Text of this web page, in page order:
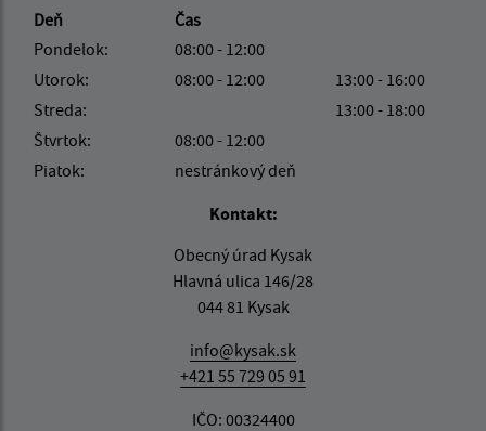
Deň
Čas
Pondelok:
08:00 - 12:00
Utorok:
08:00 - 12:00
13:00 - 16:00
Streda:
13:00 - 18:00
Štvrtok:
08:00 - 12:00
Piatok:
nestránkový deň
Kontakt:
Obecný úrad Kysak
Hlavná ulica 146/28
044 81 Kysak
info@kysak.sk
+421 55 729 05 91
IČO: 00324400